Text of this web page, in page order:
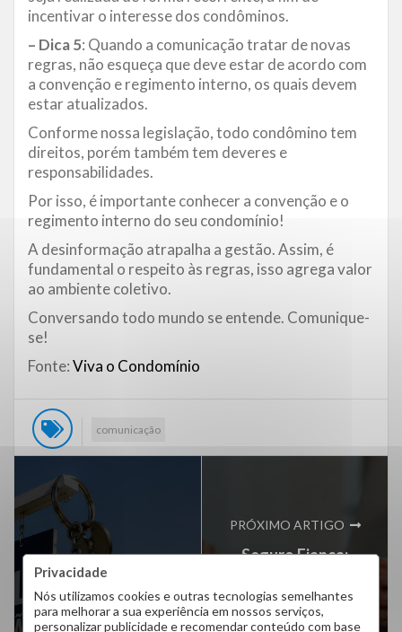
Privacidade
Nós utilizamos cookies e outras tecnologias semelhantes
para melhorar a sua experiência em nossos serviços,
personalizar publicidade e recomendar conteúdo com base
incentivar o interesse dos condôminos.
– Dica 5: Quando a comunicação tratar de novas
regras, não esqueça que deve estar de acordo com
a convenção e regimento interno, os quais devem
estar atualizados.
Conforme nossa legislação, todo condômino tem
direitos, porém também tem deveres e
responsabilidades.
Por isso, é importante conhecer a convenção e o
regimento interno do seu condomínio!
A desinformação atrapalha a gestão. Assim, é
fundamental o respeito às regras, isso agrega valor
ao ambiente coletivo.
Conversando todo mundo se entende. Comunique-
se!
Fonte:Viva o Condomínio
comunicação
ARTIGO ANTERIOR
Posso alugar um
imóvel que ainda não
PRÓXIMO ARTIGO
Seguro Fiança:
de contratar ou a
melhor solução para